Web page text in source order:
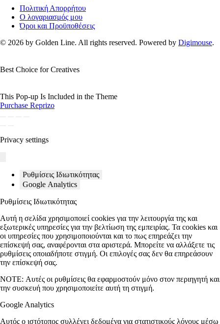
Πολιτική Απορρήτου
Ο λογαριασμός μου
Όροι και Προϋποθέσεις
© 2026 by Golden Line. All rights reserved. Powered by Digimouse.
Best Choice for Creatives
This Pop-up Is Included in the Theme
Purchase Reprizo
Privacy settings
Ρυθμίσεις Ιδιωτικότητας
Google Analytics
Ρυθμίσεις Ιδιωτικότητας
Αυτή η σελίδα χρησιμοποιεί cookies για την λειτουργία της και
εξωτερικές υπηρεσίες για την βελτίωση της εμπειρίας. Τα cookies και
οι υπηρεσίες που χρησιμοποιούνται και το πως επηρεάζει την
επίσκεψή σας, αναφέρονται στα αριστερά. Μπορείτε να αλλάξετε τις
ρυθμίσεις οποιαδήποτε στιγμή. Οι επιλογές σας δεν θα επηρεάσουν
την επίσκεψή σας.
NOTE: Αυτές οι ρυθμίσεις θα εφαρμοστούν μόνο στον περιηγητή και
την συσκευή που χρησιμοποιείτε αυτή τη στιγμή.
Google Analytics
Αυτός ο ιστότοπος συλλέγει δεδομένα για στατιστικούς λόγους μέσω